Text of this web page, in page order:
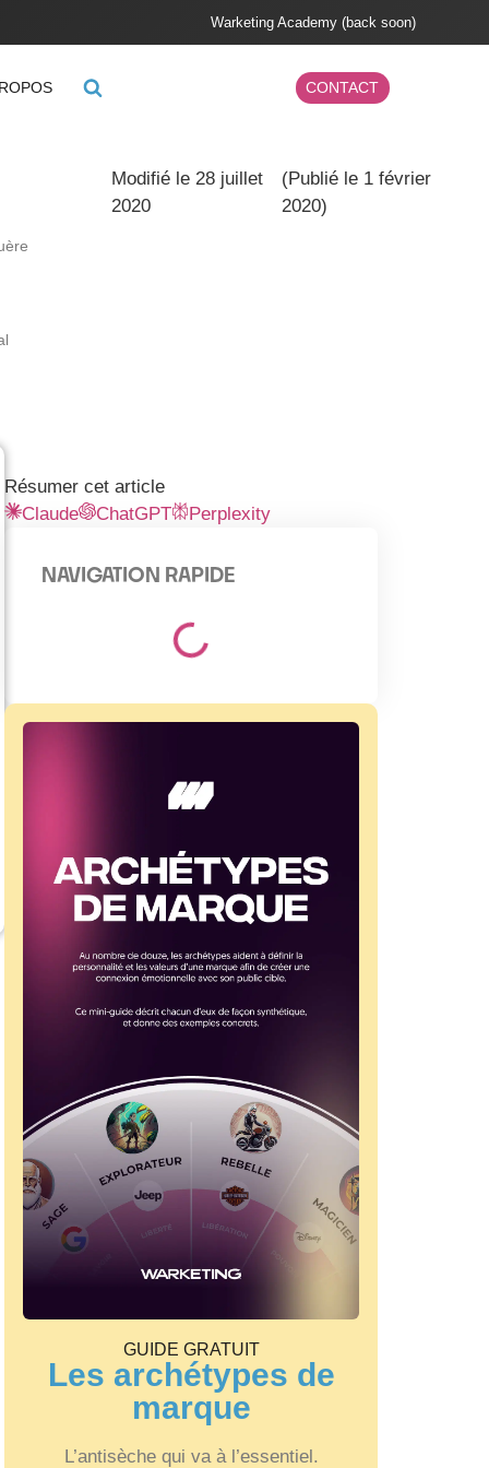
Warketing Academy (back soon)
CONTACT
Modifié le 28 juillet
2020
(Publié le 1 février
2020)
Résumer cet article
Claude
ChatGPT Perplexity
NAVIGATION RAPIDE
GUIDE GRATUIT
Les archétypes de
marque
L’antisèche qui va à l’essentiel.